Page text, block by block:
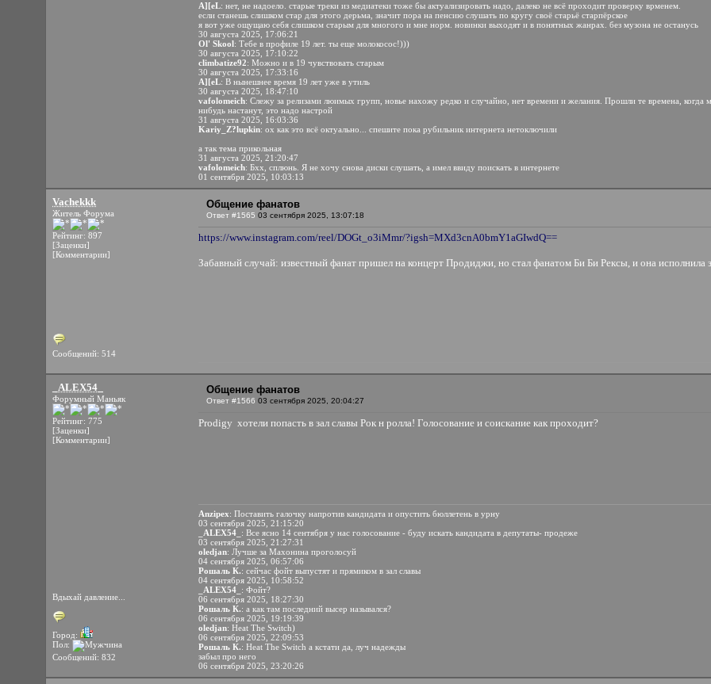
A][eL: нет, не надоело. старые треки из медиатеки тоже бы актуализировать надо, далеко не всё проходит проверку врменем.
если станешь слишком стар для этого дерьма, значит пора на пенсию слушать по кругу своё старьё старпёрское
я вот уже ощущаю себя слишком старым для многого и мне норм. новинки выходят и в понятных жанрах. без музона не останусь
30 августа 2025, 17:06:21
Ol' Skool: Тебе в профиле 19 лет. ты еще молокосос!)))
30 августа 2025, 17:10:22
climbatize92: Можно и в 19 чувствовать старым
30 августа 2025, 17:33:16
A][eL: В нынешнее время 19 лет уже в утиль
30 августа 2025, 18:47:10
vafolomeich: Слежу за релизами люимых групп, новье нахожу редко и случайно, нет времени и желания. Прошли те времена,
нибудь настанут, это надо настрой
31 августа 2025, 16:03:36
Kariy_Z?lupkin: ох как это всё октуально... спешите пока рубильник интернета нетоключили
а так тема прикольная
31 августа 2025, 21:20:47
vafolomeich: Бхх, сплюнь. Я не хочу снова диски слушать, а имел ввиду поискать в интернете
01 сентября 2025, 10:03:13
Vachekkk
Житель Форума
Рейтинг: 897
[Заценки]
[Комментарии]
Сообщений: 514
Общение фанатов
Ответ #1565 03 сентября 2025, 13:07:18
https://www.instagram.com/reel/DOGt_o3iMmr/?igsh=MXd3cnA0bmY1aGIwdQ==
Забавный случай: известный фанат пришел на концерт Продиджи, но стал фанатом Би Би Рексы, и она исполнила
_ALEX54_
Форумный Маньяк
Рейтинг: 775
[Заценки]
[Комментарии]
Вдыхай давление...
Город:
Пол:
Сообщений: 832
Общение фанатов
Ответ #1566 03 сентября 2025, 20:04:27
Prodigy хотели попасть в зал славы Рок н ролла! Голосование и соискание как проходит?
Anzipex: Поставить галочку напротив кандидата и опустить бюллетень в урну
03 сентября 2025, 21:15:20
_ALEX54_ : Все ясно 14 сентября у нас голосование - буду искать кандидата в депутаты- продеже
03 сентября 2025, 21:27:31
oledjan: Лучше за Махонина проголосуй
04 сентября 2025, 06:57:06
Рошаль К.: сейчас фойт выпустят и прямиком в зал славы
04 сентября 2025, 10:58:52
_ALEX54_ : Фойт?
06 сентября 2025, 18:27:30
Рошаль К.: а как там последний высер назывался?
06 сентября 2025, 19:19:39
oledjan: Heat The Switch)
06 сентября 2025, 22:09:53
Рошаль К.: Heat The Switch а кстати да, луч надежды
забыл про него
06 сентября 2025, 23:20:26